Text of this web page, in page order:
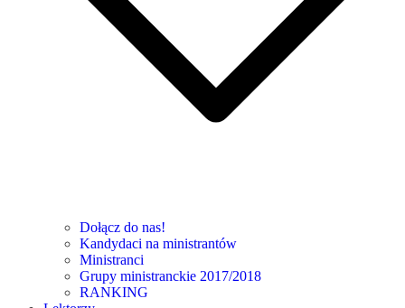
Dołącz do nas!
Kandydaci na ministrantów
Ministranci
Grupy ministranckie 2017/2018
RANKING